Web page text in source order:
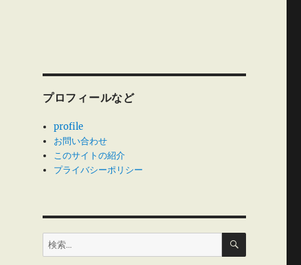
プロフィールなど
profile
お問い合わせ
このサイトの紹介
プライバシーポリシー
検
索:
検